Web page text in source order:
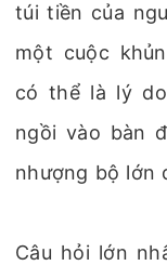
túi tiền của
một cuộc
có thể là lý
ngồi vào bàn
nhượng bộ lớn
Câu hỏi lớn